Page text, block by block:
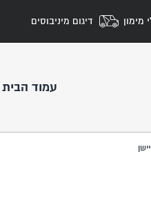
מימון דיגום מיניבוסים
עמוד הבית